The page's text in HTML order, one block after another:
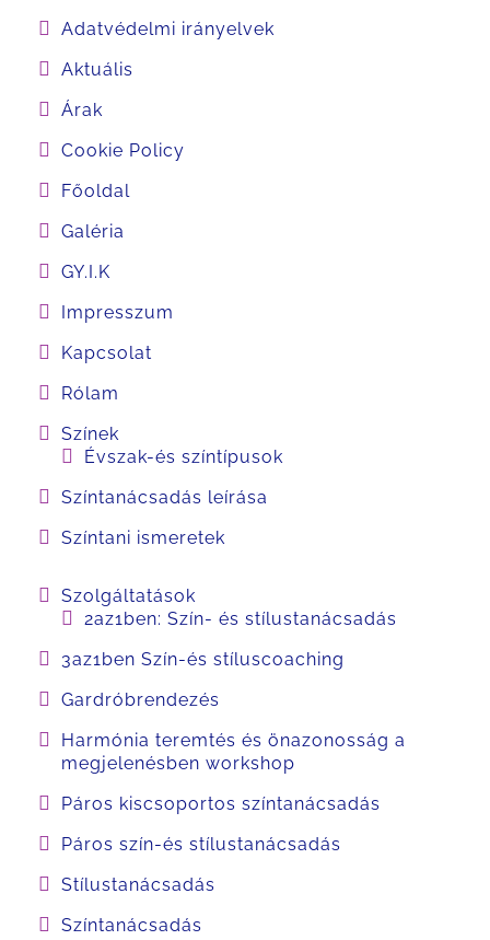
Adatvédelmi irányelvek
Aktuális
Árak
Cookie Policy
Főoldal
Galéria
GY.I.K
Impresszum
Kapcsolat
Rólam
Színek
Évszak-és színtípusok
Színtanácsadás leírása
Színtani ismeretek
Szolgáltatások
2az1ben: Szín- és stílustanácsadás
3az1ben Szín-és stíluscoaching
Gardróbrendezés
Harmónia teremtés és önazonosság a
megjelenésben workshop
Páros kiscsoportos színtanácsadás
Páros szín-és stílustanácsadás
Stílustanácsadás
Színtanácsadás